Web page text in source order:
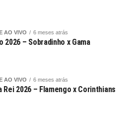
AO VIVO 6 meses atrás
2026 – Sobradinho x Gama
AO VIVO 6 meses atrás
Rei 2026 – Flamengo x Corinthians